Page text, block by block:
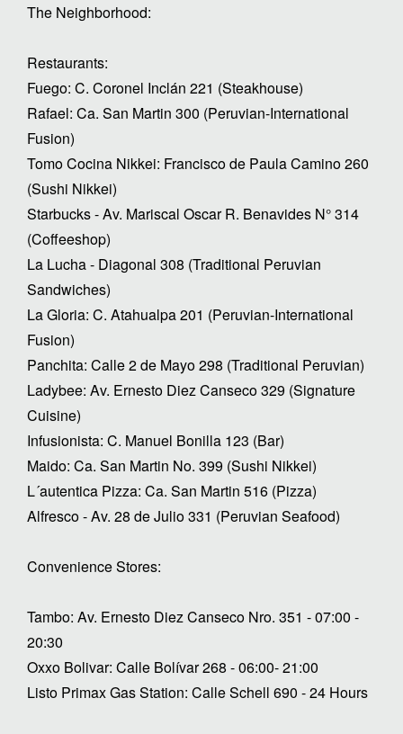
The Neighborhood:
Restaurants:
Fuego: C. Coronel Inclán 221 (Steakhouse)
Rafael: Ca. San Martin 300 (Peruvian-International
Fusion)
Tomo Cocina Nikkei: Francisco de Paula Camino 260
(Sushi Nikkei)
Starbucks - Av. Mariscal Oscar R. Benavides N° 314
(Coffeeshop)
La Lucha - Diagonal 308 (Traditional Peruvian
Sandwiches)
La Gloria: C. Atahualpa 201 (Peruvian-International
Fusion)
Panchita: Calle 2 de Mayo 298 (Traditional Peruvian)
Ladybee: Av. Ernesto Diez Canseco 329 (Signature
Cuisine)
Infusionista: C. Manuel Bonilla 123 (Bar)
Maido: Ca. San Martin No. 399 (Sushi Nikkei)
L´autentica Pizza: Ca. San Martin 516 (Pizza)
Alfresco - Av. 28 de Julio 331 (Peruvian Seafood)
Convenience Stores:
Tambo: Av. Ernesto Diez Canseco Nro. 351 - 07:00 -
20:30
Oxxo Bolivar: Calle Bolívar 268 - 06:00- 21:00
Listo Primax Gas Station: Calle Schell 690 - 24 Hours